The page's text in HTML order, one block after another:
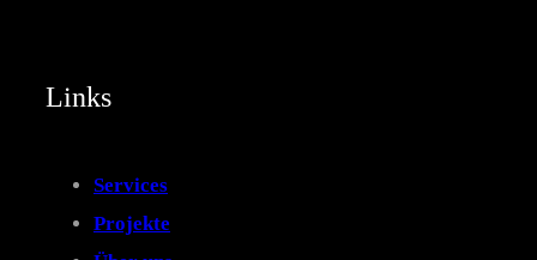
Links
Services
Projekte